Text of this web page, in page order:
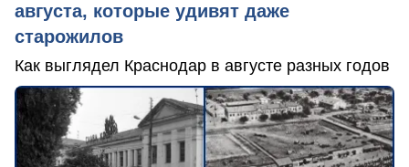
августа, которые удивят даже
старожилов
Как выглядел Краснодар в августе разных годов